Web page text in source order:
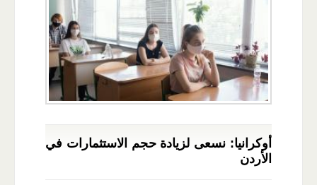
أوكرانيا: نسعى لزيادة حجم الاستثمارات في
الأردن